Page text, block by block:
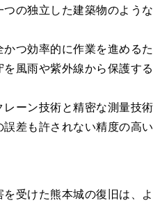
つの独立した建築物のような
つ効率的に作業を進めるた
風雨や紫外線から保護する
ーン技術と精密な測量技術
差も許されない精度の高い
受けた熊本城の復旧は、よ